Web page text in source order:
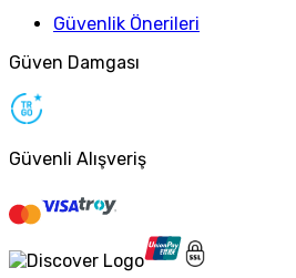
Güvenlik Önerileri
Güven Damgası
Güvenli Alışveriş